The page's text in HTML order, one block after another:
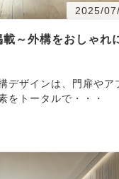
2025/
～外構をおしゃれ
デザインは、門扉やア
をトータルで・・・